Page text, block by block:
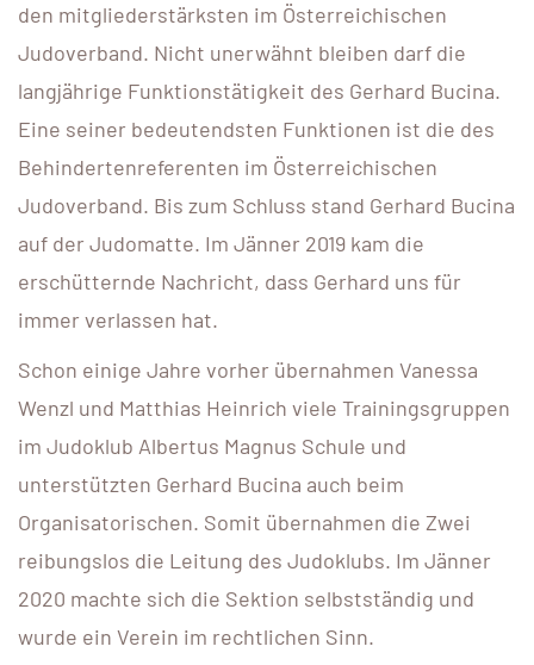
den mitgliederstärksten im Österreichischen
Judoverband. Nicht unerwähnt bleiben darf die
langjährige Funktionstätigkeit des Gerhard Bucina.
Eine seiner bedeutendsten Funktionen ist die des
Behindertenreferenten im Österreichischen
Judoverband. Bis zum Schluss stand Gerhard Bucina
auf der Judomatte. Im Jänner 2019 kam die
erschütternde Nachricht, dass Gerhard uns für
immer verlassen hat.
Schon einige Jahre vorher übernahmen Vanessa
Wenzl und Matthias Heinrich viele Trainingsgruppen
im Judoklub Albertus Magnus Schule und
unterstützten Gerhard Bucina auch beim
Organisatorischen. Somit übernahmen die Zwei
reibungslos die Leitung des Judoklubs. Im Jänner
2020 machte sich die Sektion selbstständig und
wurde ein Verein im rechtlichen Sinn.